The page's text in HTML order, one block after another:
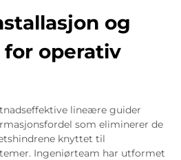
og
operativ
lineære guider
som eliminerer de
knyttet til
Ingeniørteam har utformet